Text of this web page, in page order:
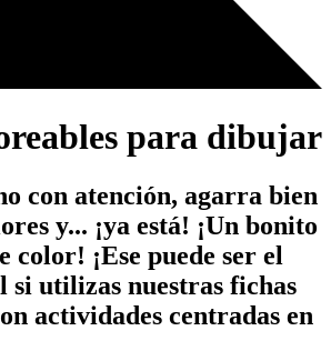
para dibujar
con atención, agarra bien
y... ¡ya está! ¡Un bonito
color! ¡Ese puede ser el
si utilizas nuestras fichas
actividades centradas en